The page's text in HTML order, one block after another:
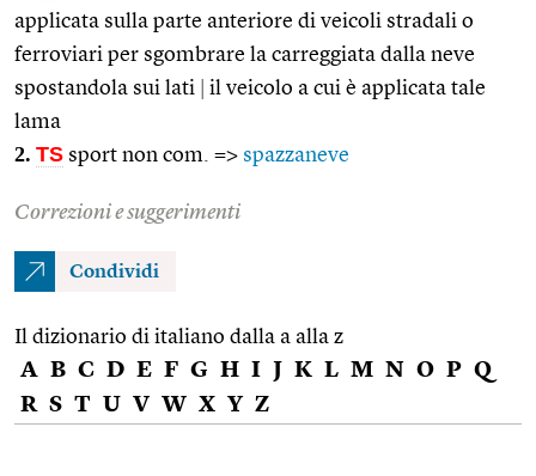
applicata sulla parte anteriore di veicoli stradali o
ferroviari per sgombrare la carreggiata dalla neve
spostandola sui lati
il veicolo a cui è applicata tale
lama
2. TS sport non com. => spazzaneve
Correzioni e suggerimenti
Condividi
Il dizionario di italiano dalla a alla z
A B C D E F G H I J K L M N O P Q
R S T U V W X Y Z